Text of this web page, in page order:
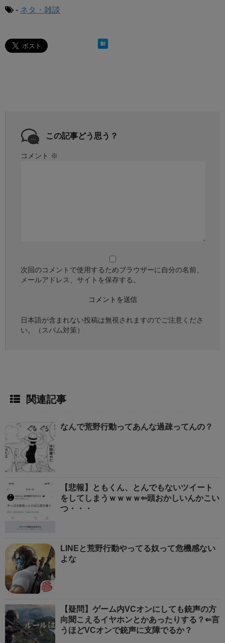
- ネタ・雑談
この記事どう思う？
コメント ※
次回のコメントで使用するためブラウザーに自分の名前、
メールアドレス、サイトを保存する。
日本語が含まれない投稿は無視されますのでご注意くださ
い。（スパム対策）
関連記事
なんで荒野行動ってあんな過疎ってんの？
【悲報】ともくん、とんでもないツイート
をしてしまうｗｗｗｗ⇐頭おかしいんかこい
つ・・・
LINEと荒野行動やってる奴って危機感ない
よな
【疑問】ゲーム内VCオンにしても銃声の方
向聞こえるイヤホンとかあったりする？⇐言
うほどVCオンで銃声に支障でるか？